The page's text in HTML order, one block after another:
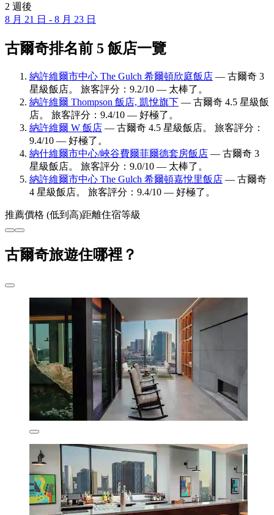
2 週後
8 月 21 日 - 8 月 23 日
古爾奇排名前 5 飯店一覽
納許維爾市中心 The Gulch 希爾頓欣庭飯店 — 古爾奇 3
星級飯店。 旅客評分：9.2/10 — 太棒了。
納許維爾 Thompson 飯店, 凱悅旗下 — 古爾奇 4.5 星級飯
店。 旅客評分：9.4/10 — 好極了。
納許維爾 W 飯店 — 古爾奇 4.5 星級飯店。 旅客評分：
9.4/10 — 好極了。
納什維爾市中心/峽谷費爾菲爾德套房飯店 — 古爾奇 3
星級飯店。 旅客評分：9.0/10 — 太棒了。
納許維爾市中心 The Gulch 希爾頓嘉悅里飯店 — 古爾奇
4 星級飯店。 旅客評分：9.4/10 — 好極了。
推薦價格 (低到高)距離住宿等級
古爾奇旅遊住哪裡？